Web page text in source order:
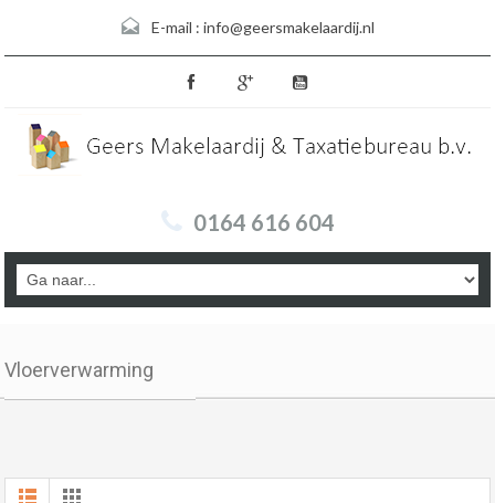
E-mail : info@geersmakelaardij.nl
0164 616 604
Vloerverwarming